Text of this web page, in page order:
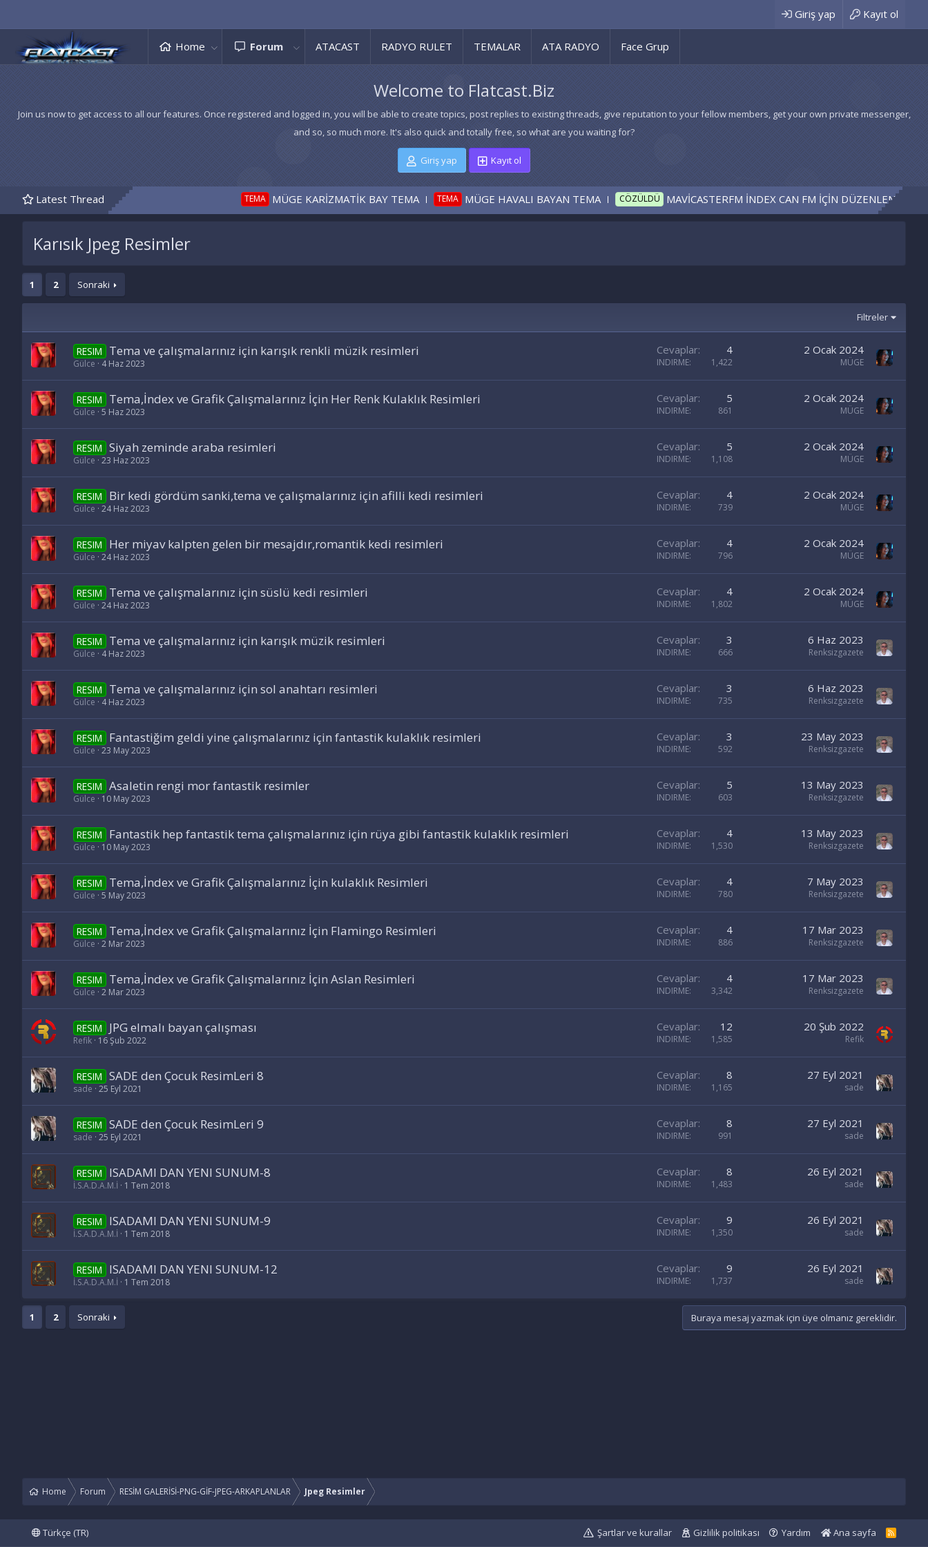
Giriş yap Kayıt ol
Home Forum ATACAST RADYO RULET TEMALAR ATA RADYO Face Grup
Welcome to Flatcast.Biz
Join us now to get access to all our features. Once registered and logged in, you will be able to create topics, post replies to existing threads, give reputation to your fellow members, get your own private messenger,
and so, so much more. It's also quick and totally free, so what are you waiting for?
Giriş yap Kayıt ol
Latest Thread MÜGE KARİZMATİK BAY TEMA TEMA MÜGE HAVALI BAYAN TEMA CÖZÜLDÜ MAVİCASTERFM İNDEX CAN FM İÇİN DÜZENLENDİ TEMA
Karısık Jpeg Resimler
1 2 Sonraki
Filtreler
RESIM Tema ve çalışmalarınız için karışık renkli müzik resimleri
Gülce 4 Haz 2023
Cevaplar 4
INDIRME 1,422
2 Ocak 2024
MÜGE
RESIM Tema,İndex ve Grafik Çalışmalarınız İçin Her Renk Kulaklık Resimleri
Gülce 5 Haz 2023
Cevaplar 5
INDIRME 861
2 Ocak 2024
MÜGE
RESIM Siyah zeminde araba resimleri
Gülce 23 Haz 2023
Cevaplar 5
INDIRME 1,108
2 Ocak 2024
MÜGE
RESIM Bir kedi gördüm sanki,tema ve çalışmalarınız için afilli kedi resimleri
Gülce 24 Haz 2023
Cevaplar 4
INDIRME 739
2 Ocak 2024
MÜGE
RESIM Her miyav kalpten gelen bir mesajdır,romantik kedi resimleri
Gülce 24 Haz 2023
Cevaplar 4
INDIRME 796
2 Ocak 2024
MÜGE
RESIM Tema ve çalışmalarınız için süslü kedi resimleri
Gülce 24 Haz 2023
Cevaplar 4
INDIRME 1,802
2 Ocak 2024
MÜGE
RESIM Tema ve çalışmalarınız için karışık müzik resimleri
Gülce 4 Haz 2023
Cevaplar 3
INDIRME 666
6 Haz 2023
Renksizgazete
RESIM Tema ve çalışmalarınız için sol anahtarı resimleri
Gülce 4 Haz 2023
Cevaplar 3
INDIRME 735
6 Haz 2023
Renksizgazete
RESIM Fantastiğim geldi yine çalışmalarınız için fantastik kulaklık resimleri
Gülce 23 May 2023
Cevaplar 3
INDIRME 592
23 May 2023
Renksizgazete
RESIM Asaletin rengi mor fantastik resimler
Gülce 10 May 2023
Cevaplar 5
INDIRME 603
13 May 2023
Renksizgazete
RESIM Fantastik hep fantastik tema çalışmalarınız için rüya gibi fantastik kulaklık resimleri
Gülce 10 May 2023
Cevaplar 4
INDIRME 1,530
13 May 2023
Renksizgazete
RESIM Tema,İndex ve Grafik Çalışmalarınız İçin kulaklık Resimleri
Gülce 5 May 2023
Cevaplar 4
INDIRME 780
7 May 2023
Renksizgazete
RESIM Tema,İndex ve Grafik Çalışmalarınız İçin Flamingo Resimleri
Gülce 2 Mar 2023
Cevaplar 4
INDIRME 886
17 Mar 2023
Renksizgazete
RESIM Tema,İndex ve Grafik Çalışmalarınız İçin Aslan Resimleri
Gülce 2 Mar 2023
Cevaplar 4
INDIRME 3,342
17 Mar 2023
Renksizgazete
RESIM JPG elmalı bayan çalışması
Refik 16 Şub 2022
Cevaplar 12
INDIRME 1,585
20 Şub 2022
Refik
RESIM SADE den Çocuk ResimLeri 8
sade 25 Eyl 2021
Cevaplar 8
INDIRME 1,165
27 Eyl 2021
sade
RESIM SADE den Çocuk ResimLeri 9
sade 25 Eyl 2021
Cevaplar 8
INDIRME 991
27 Eyl 2021
sade
RESIM ISADAMI DAN YENI SUNUM-8
İ.S.A.D.A.M.İ 1 Tem 2018
Cevaplar 8
INDIRME 1,483
26 Eyl 2021
sade
RESIM ISADAMI DAN YENI SUNUM-9
İ.S.A.D.A.M.İ 1 Tem 2018
Cevaplar 9
INDIRME 1,350
26 Eyl 2021
sade
RESIM ISADAMI DAN YENI SUNUM-12
İ.S.A.D.A.M.İ 1 Tem 2018
Cevaplar 9
INDIRME 1,737
26 Eyl 2021
sade
1 2 Sonraki Buraya mesaj yazmak için üye olmanız gereklidir.
Home Forum RESİM GALERİSİ-PNG-GİF-JPEG-ARKAPLANLAR Jpeg Resimler
Türkçe (TR) Şartlar ve kurallar Gizlilik politikası Yardım Ana sayfa
R